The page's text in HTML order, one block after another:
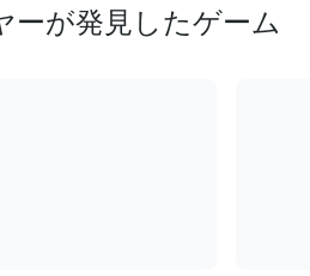
ーが発見したゲーム